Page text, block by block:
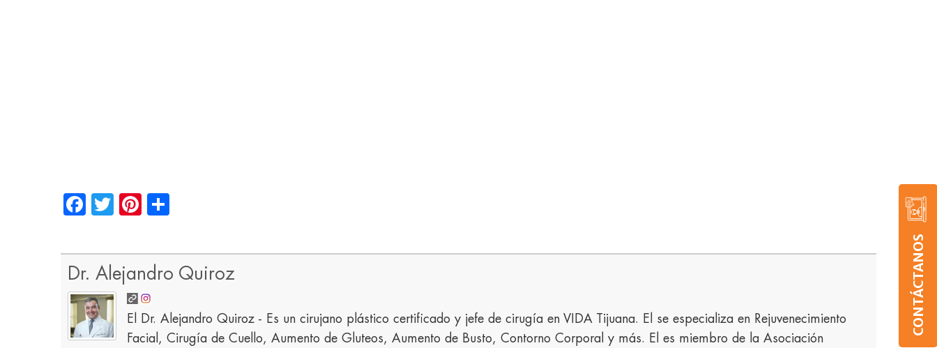
CONTÁCTANOS
Facebook
TwitterPinterest
Dr. Alejandro Quiroz
El Dr. Alejandro Quiroz - Es un cirujano plástico certificado y jefe de cirugía en VIDA Tijuana. El se especializa en Rejuvenecimiento
Facial, Cirugía de Cuello, Aumento de Gluteos, Aumento de Busto, Contorno Corporal y más. El es miembro de la Asociación